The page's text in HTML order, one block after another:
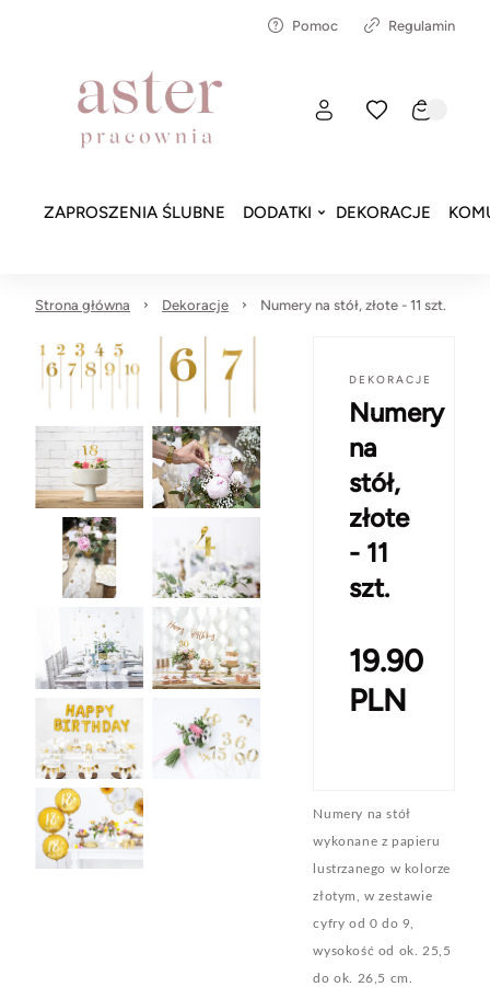
Pomoc Regulamin
ZAPROSZENIA ŚLUBNE DODATKI DEKORACJE
Strona główna Dekoracje Numery na stół, złote - 11 szt.
DEKORACJE
Numery
na
stół,
złote
- 11
szt.
19.90
PLN
Numery na stół
wykonane z papieru
lustrzanego w kolorze
złotym, w zestawie
cyfry od 0 do 9,
wysokość od ok. 25,5
do ok. 26,5 cm.